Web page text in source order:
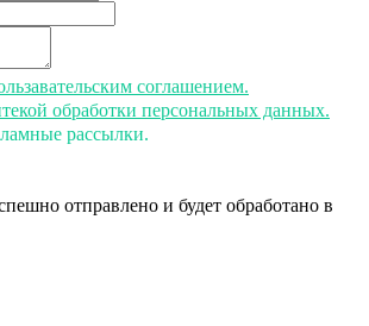
соглашением.
обработки персональных данных.
рассылки.
отправлено и будет обработано в